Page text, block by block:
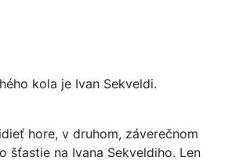
kola je Ivan Sekveldi.
hore, v druhom, záverečnom
šťastie na Ivana Sekveldiho. Len